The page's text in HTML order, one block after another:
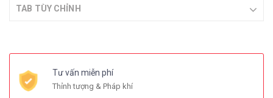
TAB TÙY CHỈNH
Tư vấn miễn phí
Thỉnh tượng & Pháp khí